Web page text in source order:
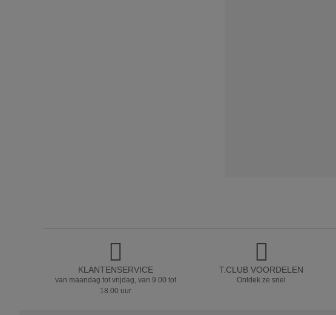
KLANTENSERVICE
van maandag tot vrijdag, van 9.00 tot
18.00 uur
T.CLUB VOORDELEN
Ontdek ze snel